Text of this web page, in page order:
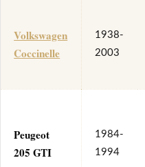
Volkswagen
Coccinelle
1938-
2003
Peugeot
205 GTI
1984-
1994